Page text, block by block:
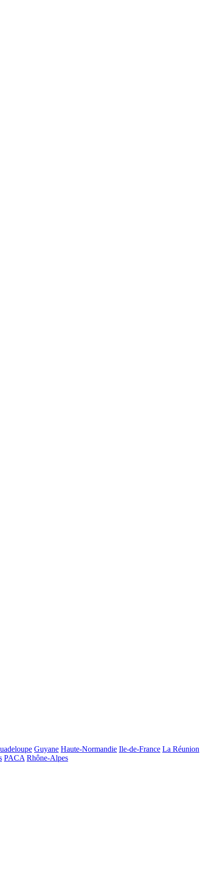
Guyane Haute-Normandie Ile-de-France La Réunion
PACA Rhône-Alpes